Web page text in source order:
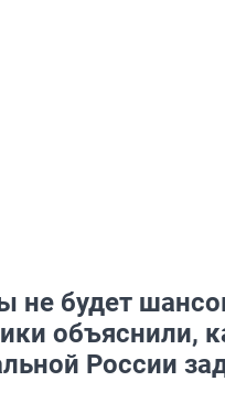
не будет
объяснили,
России